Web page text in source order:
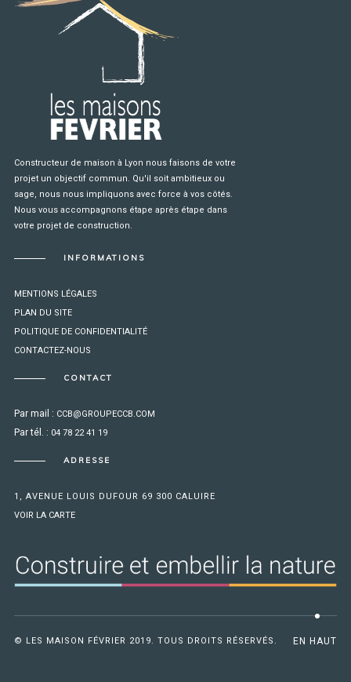
Constructeur de maison à Lyon nous faisons de votre
projet un objectif commun. Qu'il soit ambitieux ou
sage, nous nous impliquons avec force à vos côtés.
Nous vous accompagnons étape après étape dans
votre projet de construction.
INFORMATIONS
MENTIONS LÉGALES
PLAN DU SITE
POLITIQUE DE CONFIDENTIALITÉ
CONTACTEZ-NOUS
CONTACT
Par mail : CCB@GROUPECCB.COM
Par tél. : 04 78 22 41 19
ADRESSE
1, AVENUE LOUIS DUFOUR 69 300 CALUIRE
VOIR LA CARTE
© LES MAISON FÉVRIER 2019. TOUS DROITS RÉSERVÉS. EN HAUT